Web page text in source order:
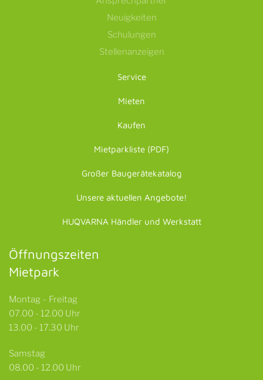
Neuigkeiten
Schulungen
Stellenanzeigen
Service
Mieten
Kaufen
Mietparkliste (PDF)
Großer Baugerätekatalog
Unsere aktuellen Angebote!
HUQVARNA Händler und Werkstatt
Öffnungszeiten
Mietpark
Montag - Freitag
07.00 - 12.00 Uhr
13.00 - 17.30 Uhr
Samstag
08.00 - 12.00 Uhr